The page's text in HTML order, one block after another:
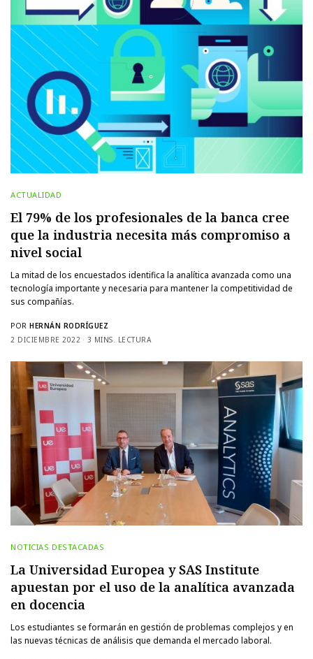
ACTUALIDAD
El 79% de los profesionales de la banca cree
que la industria necesita más compromiso a
nivel social
La mitad de los encuestados identifica la analítica avanzada como una
tecnología importante y necesaria para mantener la competitividad de
sus compañías.
POR HERNÁN RODRÍGUEZ
2 DICIEMBRE 2022
3 MINS. LECTURA
NOTICIAS DESTACADAS
La Universidad Europea y SAS Institute
apuestan por el uso de la analítica avanzada
en docencia
Los estudiantes se formarán en gestión de problemas complejos y en
las nuevas técnicas de análisis que demanda el mercado laboral.